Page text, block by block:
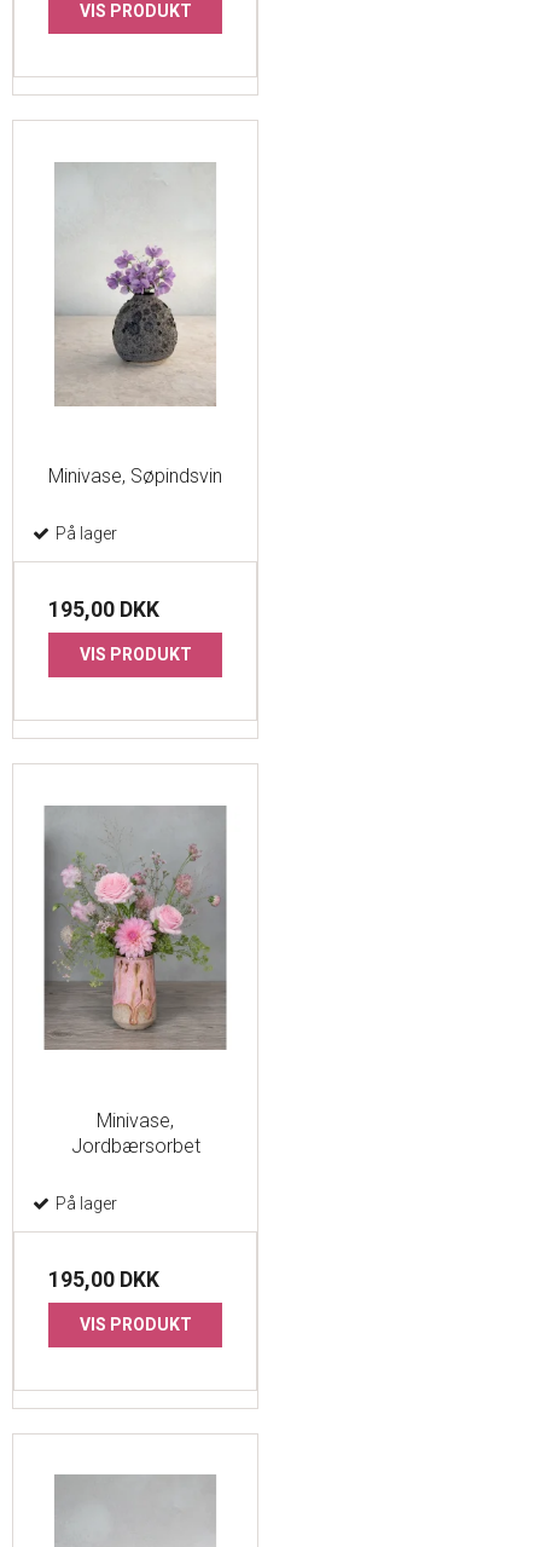
VIS PRODUKT
Minivase, Søpindsvin
På lager
195,00 DKK
VIS PRODUKT
Minivase,
Jordbærsorbet
På lager
195,00 DKK
VIS PRODUKT